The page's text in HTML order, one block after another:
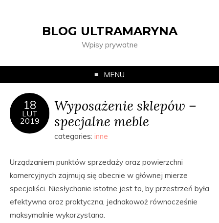
BLOG ULTRAMARYNA
Wpisy prywatne
MENU
18
LUT
2019
Wyposażenie sklepów –
specjalne meble
categories: inne
Urządzaniem punktów sprzedaży oraz powierzchni
komercyjnych zajmują się obecnie w głównej mierze
specjaliści. Niesłychanie istotne jest to, by przestrzeń była
efektywna oraz praktyczna, jednakowoż równocześnie
maksymalnie wykorzystana.